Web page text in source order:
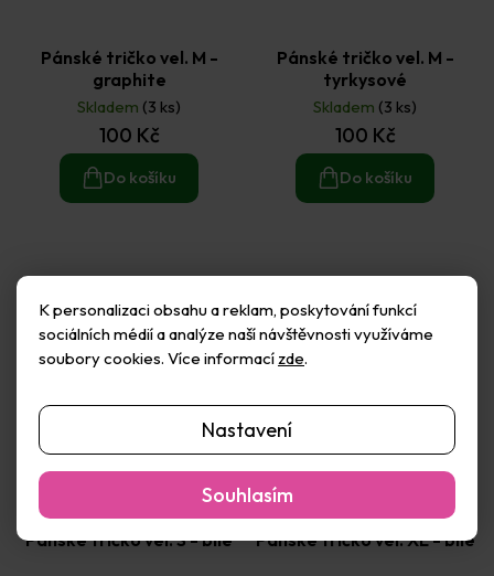
K personalizaci obsahu a reklam, poskytování funkcí
sociálních médií a analýze naší návštěvnosti využíváme
soubory cookies. Více informacízde.
Nastavení
Souhlasím
Pánské tričko vel. M -
graphite
Skladem (3 ks)
100 Kč
Do košíku
Pánské tričko vel. M -
tyrkysové
Skladem (3 ks)
100 Kč
Do košíku
Pánské tričko vel. S - bílé Pánské tričko vel. XL - bílé